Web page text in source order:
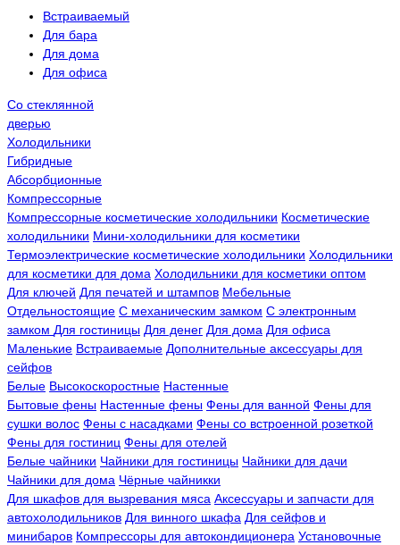
Встраиваемый
Для бара
Для дома
Для офиса
Со стеклянной
дверью
Холодильники
Гибридные
Абсорбционные
Компрессорные
Компрессорные косметические холодильники Косметические
холодильники Мини-холодильники для косметики
Термоэлектрические косметические холодильники Холодильники
для косметики для дома Холодильники для косметики оптом
Для ключей Для печатей и штампов Мебельные
Отдельностоящие С механическим замком С электронным
замком Для гостиницы Для денег Для дома Для офиса
Маленькие Встраиваемые Дополнительные аксессуары для
сейфов
Белые Высокоскоростные Настенные
Бытовые фены Настенные фены Фены для ванной Фены для
сушки волос Фены с насадками Фены со встроенной розеткой
Фены для гостиниц Фены для отелей
Белые чайники Чайники для гостиницы Чайники для дачи
Чайники для дома Чёрные чайникки
Для шкафов для вызревания мяса Аксессуары и запчасти для
автохолодильников Для винного шкафа Для сейфов и
минибаров Компрессоры для автокондиционера Установочные